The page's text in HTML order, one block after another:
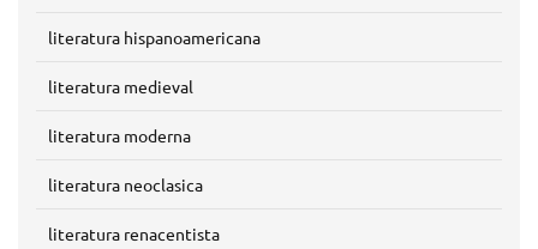
literatura hispanoamericana
literatura medieval
literatura moderna
literatura neoclasica
literatura renacentista